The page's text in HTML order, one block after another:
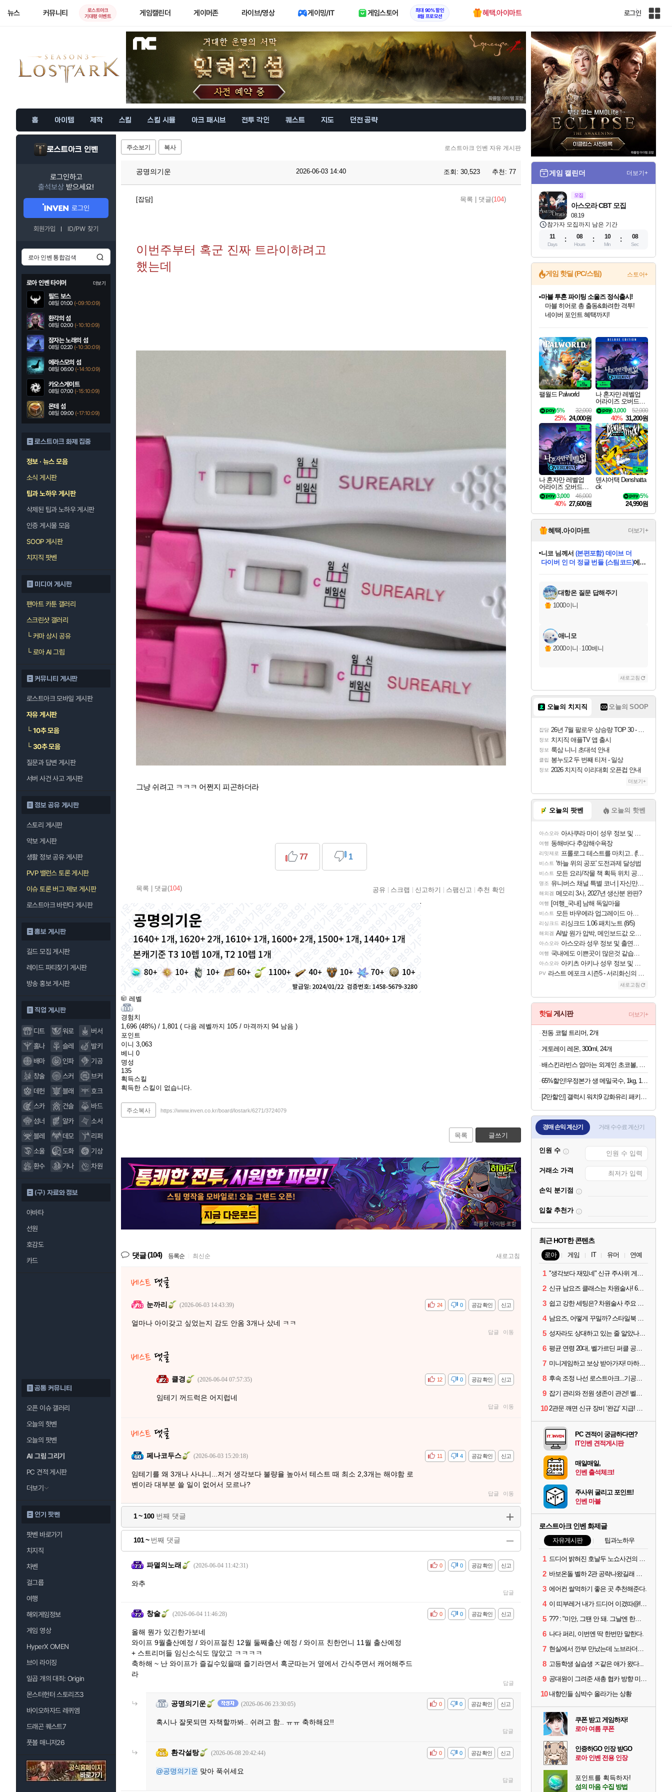
뉴스 커뮤니티
로스트아크
기대평 이벤트
게임캘린더 게이머존 라이브/영상 게이밍/IT 게임스토어
최대 90% 할인
8월 프로모션
혜택.아이마트 로그인
인
전
체
사
이
트
맵
홈 아이템 제작 스킬 스킬 시뮬 아크 패시브 전투 각인 퀘스트 지도 던전 공략
로스트아크 인벤
로그인하고
출석보상 받으세요!
로그인
회원가입 ID/PW 찾기
로아 인벤 타이머 더보기
필드 보스
08일 01:00 (-09:10:07)
환각의 섬
08일 02:00 (-10:10:07)
잠자는 노래의 섬
08일 02:20 (-10:30:07)
에라스모의 섬
08일 06:00 (-14:10:07)
카오스게이트
08일 07:00 (-15:10:07)
몬테 섬
08일 09:00 (-17:10:07)
로스트아크 화제 집중
정보 · 뉴스 모음
소식 게시판
팁과 노하우 게시판
삭제된 팁과 노하우 게시판
인증 게시물 모음
SOOP 게시판
치지직 팟벤
미디어 게시판
팬아트 카툰 갤러리
스크린샷 갤러리
└커마 상시 공유
└로아 AI 그림
커뮤니티 게시판
로스트아크 모바일 게시판
자유 게시판
└10추 모음
└30추 모음
질문과 답변 게시판
서버 사건 사고 게시판
정보 공유 게시판
스토리 게시판
악보 게시판
생활 정보 공유 게시판
PVP 밸런스 토론 게시판
이슈 토론 버그 제보 게시판
로스트아크 바란다 게시판
홍보 게시판
길드 모집 게시판
레이드 파티찾기 게시판
방송 홍보 게시판
직업 게시판
디트 워로
버서
홀나
슬레
발키
배마
인파
기공
창술
스커
브커
데헌
블래
호크
스카
건슬
바드
섬너
알카
소서
블레
데모
리퍼
소울
도화
기상
환수
가나 차원
(구) 자료와 정보
아바타
선원
호감도
카드
공통 커뮤니티
오픈 이슈 갤러리
오늘의 핫벤
오늘의 팟벤
AI 그림 그리기
PC 견적 게시판
더보기
인기 팟벤
팟벤 바로가기
치지직
차벤
걸그룹
여행
해외게임정보
게임 영상
HyperX OMEN
브이 라이징
일곱 개의 대죄: Origin
몬스터헌터 스토리즈3
바이오하자드 레퀴엠
드래곤 퀘스트7
풋볼 매니저26
주소보기 복사 로스트아크 인벤 자유 게시판
공명의기운 2026-06-03 14:40 조회: 30,523 추천: 77
[잡담] 목록 댓글(104)
이번주부터 혹군 진짜 트라이하려고
했는데
그냥 쉬려고 ㅋㅋㅋ 어쩐지 피곤하더라
목록 | 댓글(104)
77 1
공유 스크랩 신고하기 스팸신고 추천 확인
레벨
경험치
1,696 (48%) / 1,801 ( 다음 레벨까지 105 / 마격까지 94 남음 )
포인트
이니 3,063
베니 0
명성
135
획득스킬
획득한 스킬이 없습니다.
주소복사 https://www.inven.co.kr/board/lostark/6271/3724079
목록 글쓰기
댓글(104) 등록순 최신순 새로고침
눈까리 (2026-06-03 14:43:39) 신고
공감 확인
비공감 0
24
얼마나 아이갖고 싶었는지 감도 안옴 3개나 샀네 ㅋㅋ
답글 이동
클경 (2026-06-04 07:57:35) 신고
공감 확인
비공감 0
12
임테기 꺼드럭은 어지럽네
답글 이동
페나코두스 (2026-06-03 15:20:18) 신고
공감 확인
비공감 4
11
임테기를 왜 3개나 사냐니...저거 생각보다 불량율 높아서 테스트 때 최소 2,3개는 해야함 로
벤이라 대부분 쓸 일이 없어서 모르나?
답글 이동
1 ~ 100번째 댓글
101 ~번째 댓글
파멸의노래 (2026-06-04 11:42:31) 신고
공감 확인
비공감 0
0
와추
답글
창술 (2026-06-04 11:46:28) 신고
공감 확인
비공감 0
0
올해 뭔가 있긴한가보네
와이프 9월출산예정 / 와이프절친 12월 둘째출산 예정 / 와이프 친한언니 11월 출산예정
+ 스트리머들 임신소식도 많았고 ㅋㅋㅋㅋ
축하해 ~ 난 와이프가 즐길수있을때 즐기라면서 혹군따는거 옆에서 간식주면서 캐어해주드
라
답글
공명의기운 (2026-06-06 23:30:05) 신고
공감 확인
비공감 0
0
혹시나 잘못되면 자책할까봐.. 쉬려고 함.. ㅠㅠ 축하해요!!
답글
환각설탕 (2026-06-08 20:42:44) 신고
공감 확인
비공감 0
0
@공명의기운 맞아 푹쉬세요
답글
게임 캘린더 더보기+
모집
08.19
아스오라 CBT 모집
참가자 모집까지 남은 기간
11
Days
08
Hours
10
Min
06
Sec
게임 핫딜 (PC/스팀) 스토어+
최대 90% 할인가를 만나보세요!
네이버혜택과 함께 만나보세요!
50%할인&추가 적립까지!
네이버 포인트 혜택까지!
귀무자: 검의 길 예약 판매 중!
10% 할인과
이니&베니 혜택까지!
네이버 혜택가와 함께 예약하세요!
할인&네이버혜택으로 만나보세요!
네이버페이 혜택과 만나보세요!
40주년 프로모션으로 만나보세요!
할인가에 만나보세요!
일부 에디션 상시 할인!
혜택으로 예약 판매 중
편안하게 충전하세요
팰월드 Palworld
32,000
5%
25% 24,000원
나 혼자만 레벨업
어라이즈 오버드라
이브 디럭스 에디션
Solo Leveling Arise
Overdrive Deluxe Edi
tion
52,000
3,000
40% 31,200원
나 혼자만 레벨업
어라이즈 오버드라
이브 Solo Leveling A
rise
46,000
3,000
40% 27,600원
덴샤어택 Denshatta
ck
5%
24,990원
혜택.아이마트 더보기+
교환.
당첨되셨습니다.
니코님께서 (본편포함) 데이브 더
다이버 인 더 정글 번들 (스팀코드)에
당첨되셨습니다.
당첨되셨습니다.
당첨되셨습니다.
당첨되셨습니다.
당첨되셨습니다.
에디션 (스팀코드)를 교환.
당첨되셨습니다.
대항온 질문 답해주기
1000이니
애니모
2000이니 · 100베니
새로고침
오늘의 치지직 오늘의 SOOP
잡담 26년 7월 팔로우 상승량 TOP 30 - 월간 치지직
정보 치지직 애플TV 앱 출시
정보 룩삼 니니 초대석 안내
클립 봉누도2 두 번째 티저 - 일상
정보 2026 치지직 이리대회 오픈컵 안내
더보기+
오늘의 팟벤 오늘의 핫벤
아스오라 아사쿠라 마이 성우 정보 및 주요 필모
여행 동해바다 추암해수욕장
리밋제로 프롤로그 테스트를 마치고.. (feat. 리아)
비스트 '하늘 위의 공포' 도전과제 달성법
비스트 모든 요리/작물 책 획득 위치 공략 (36개) - 미식가 도전과제
명조 유니버스 채널 특별 코너 | 자신만의 스타일
해외겜 메모리 3사, 2027년 생산분 완판?
여행 [여행_국내] 남해 독일마을
비스트 모든 바우에라 업그레이드 아이템 획득 위치 공략 (89개)
리싱크드 리싱크드 1.06 패치노트 (8/5)
해외겜 AI발 원가 압박, 메인보드값 오르나
아스오라 아스오라 성우 정보 및 출연작 모음
여행 국내에도 이쁜곳이 많은것 같습니다
아스오라 아키츠 아키나 성우 정보 및 주요 필모
PV 라스트 에포크 시즌5 - 서리화신의 분노 티저
새로고침
핫딜 게시판 더보기+
전동 코털 트리머, 2개
게토레이 레몬, 300ml, 24개
[2만할인] 갤럭시 워치9 강화유리 패키지 크림, 40mm, 블루투스
경매 손익 계산기 거래 수수료 계산기
인원 수
거래소 가격
손익 분기점
입찰 추천가
최근 HOT한 콘텐츠
로아 게임 IT 유머 연예
1 "생각보다 재밌네" 신규 주사위 게임 티카투카 호평
2 신규 남요즈 클래스는 차원술사! 6월 20일 로아온 썸머 정리
3 쉽고 강한 세팅은? 차원술사 주요 빌드와 스킬 코드
4 남요즈, 어떻게 꾸밀까? 스타일북 인기 차원술사 커스터마이즈
5 성자라도 상대하고 있는 줄 알았나? 벨가르딘 이모저모
6 평균 연령 20대, 벨가르딘 퍼클 공대 '영로티'를 만나다
7 미니게임하고 보상 받아가자! 마하라카 썸머 캠프 할 일은?
8 후속 조정 나선 로스트아크...기공사, 차원술사 하향
9 잡기 관리와 전원 생존이 관건! 벨가르딘 유물 칭호 획득방법 정리
10 2관문 깨면 신규 장비 ‘완갑’ 지급! 그림자 레이드 벨가르딘 공개
PC 견적이 궁금하다면?
IT인벤 견적게시판
매일매일,
인벤 출석체크!
주사위 굴리고 포인트!
인벤 마블
로스트아크 인벤 화제글
자유게시판 팁과노하우
1 드디어 밝혀진 호날두 노쇼사건의 진실 ㅁㅊㄷㄷㄷㄷ
2 바보온돌 벨하 2관 공략나왔길래 보는데
3 에어컨 쌀먹하기 좋은 곳 추천해준다.
4 이 띠부레거 내가 드디어 이겼따@!@#@@!!@!!!!!!!!!!!!!!!!!
5 ??? : "미안, 그땐 안 돼. 그날엔 한국에 가야 해."
6 나다 퍼리, 이번엔 딱 한번만 말한다.
7 현실에서 깐부 만났는데 노브라더라....
8 고등학생 실습생 ㅈ같은 애가 왔다...
9 공대원이 그려준 새총 협카 방향 미리 아는법
10 내향인들 심박수 올라가는 상황
쿠폰 받고 게임하자!
로아 여름 쿠폰
인증하GO 인장 받GO
로아 인벤 전용 인장
포인트를 획득하자!
섬의 마음 수집 방법